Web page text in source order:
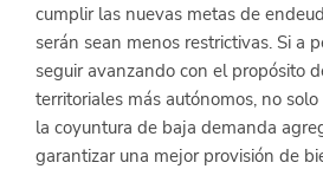
cumplir las nuevas metas de
serán sean menos restrictivas. Si a
seguir avanzando con el propósito
territoriales más autónomos, no
la coyuntura de baja demanda
garantizar una mejor provisión de